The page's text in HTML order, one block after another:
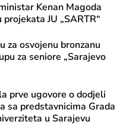
Kenan Magoda
JU „SARTR“
za osvojenu bronzanu
za seniore „Sarajevo
prve ugovore o dodjeli
sa predstavnicima Grada
u Sarajevu